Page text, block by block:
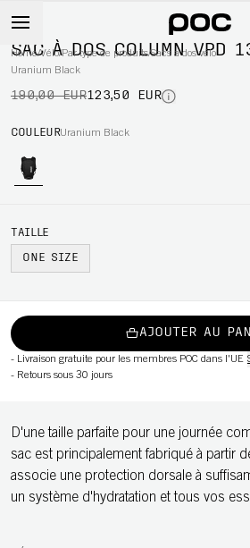
Home/Vélo/Par type de produits/Sacs a dos vélo
-35%
SAC À DOS COLUMN VPD
Uranium Black
190,00 EUR123,50 EUR
COULEURUranium Black
TAILLE
ONE SIZE
AJOUTER AU
- Livraison gratuite pour les membres POC dans l'UE
- Retours sous 30 jours
D'une taille parfaite pour une journée
sac est principalement fabriqué à partir
associe une protection dorsale à
un système d'hydratation et tous vos